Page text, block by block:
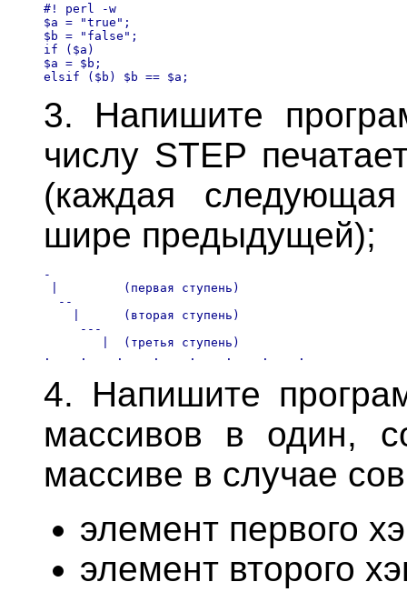
#! perl -w
$а = "true";
$b = "false";
if ($a)
$a = $b;
3. Напишите
числу STEP
(каждая
шире предыдущей);
-
|         (первая ступень)
  --
    |      (вторая ступень)
     ---
        |  (третья ступень)
4. Напишите
массивов в один,
массиве в случае
элемент первого
элемент второго